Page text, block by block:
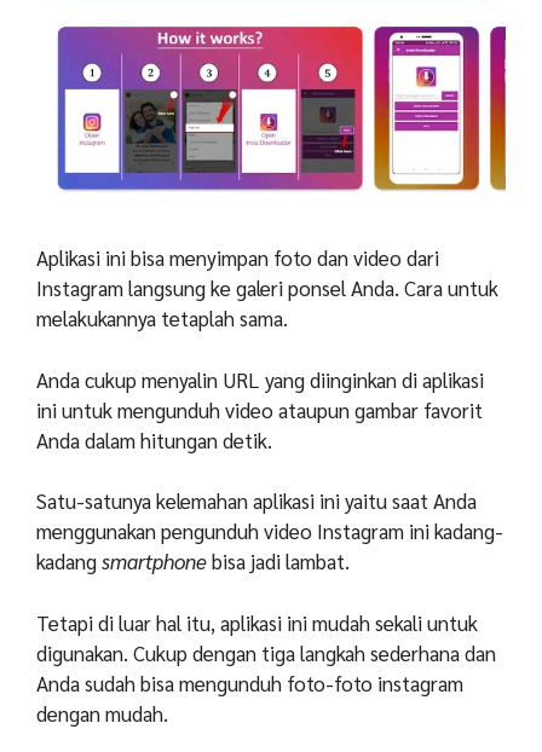
Aplikasi ini bisa menyimpan foto dan video dari
Instagram langsung ke galeri ponsel Anda. Cara untuk
melakukannya tetaplah sama.
Anda cukup menyalin URL yang diinginkan di aplikasi
ini untuk mengunduh video ataupun gambar favorit
Anda dalam hitungan detik.
Satu-satunya kelemahan aplikasi ini yaitu saat Anda
menggunakan pengunduh video Instagram ini kadang-
kadangsmartphonebisa jadi lambat.
Tetapi di luar hal itu, aplikasi ini mudah sekali untuk
digunakan. Cukup dengan tiga langkah sederhana dan
Anda sudah bisa mengunduh foto-foto instagram
dengan mudah.